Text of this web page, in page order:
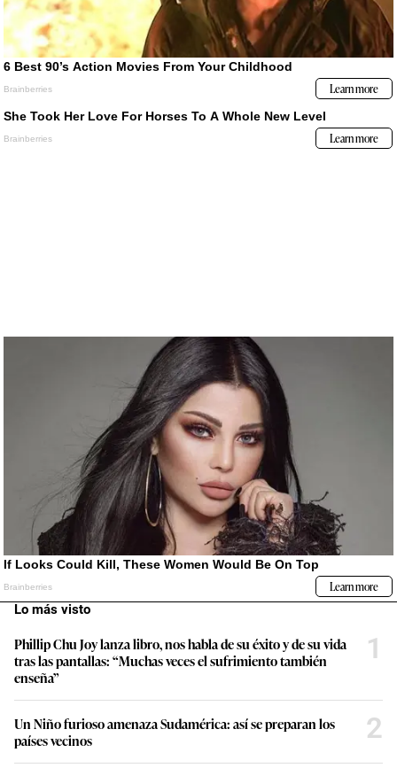
Lo más visto
Phillip Chu Joy lanza libro, nos habla de su éxito y de su vida
tras las pantallas: “Muchas veces el sufrimiento también
enseña”
1
Un Niño furioso amenaza Sudamérica: así se preparan los
países vecinos
2